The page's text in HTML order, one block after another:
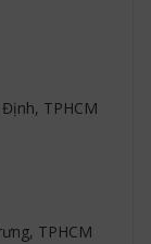
TPHCM
TPHCM